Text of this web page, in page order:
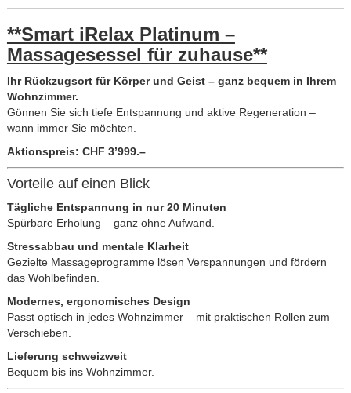
**Smart iRelax Platinum –
Massagesessel für zuhause**
Ihr Rückzugsort für Körper und Geist – ganz bequem in Ihrem
Wohnzimmer.
Gönnen Sie sich tiefe Entspannung und aktive Regeneration –
wann immer Sie möchten.
Aktionspreis: CHF 3’999.–
Vorteile auf einen Blick
Tägliche Entspannung in nur 20 Minuten
Spürbare Erholung – ganz ohne Aufwand.
Stressabbau und mentale Klarheit
Gezielte Massageprogramme lösen Verspannungen und fördern
das Wohlbefinden.
Modernes, ergonomisches Design
Passt optisch in jedes Wohnzimmer – mit praktischen Rollen zum
Verschieben.
Lieferung schweizweit
Bequem bis ins Wohnzimmer.